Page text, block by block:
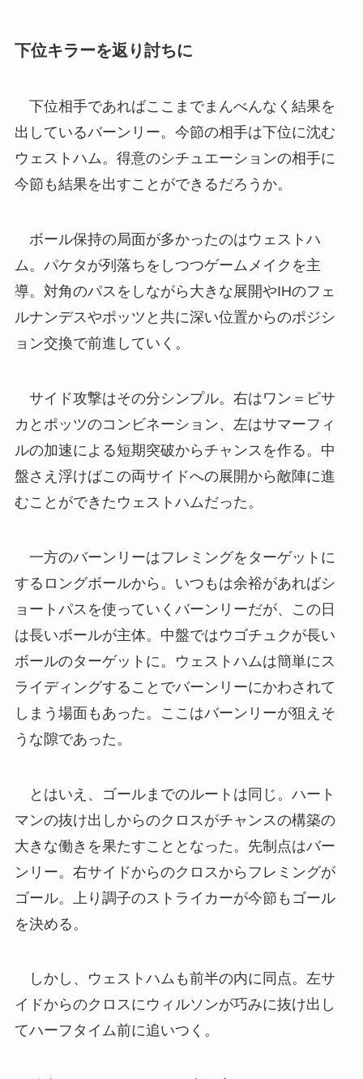
下位キラーを返り討ちに
下位相手であればここまでまんべんなく結果を
出しているバーンリー。今節の相手は下位に沈む
ウェストハム。得意のシチュエーションの相手に
今節も結果を出すことができるだろうか。
ボール保持の局面が多かったのはウェストハ
ム。パケタが列落ちをしつつゲームメイクを主
導。対角のパスをしながら大きな展開やIHのフェ
ルナンデスやポッツと共に深い位置からのポジシ
ョン交換で前進していく。
サイド攻撃はその分シンプル。右はワン＝ビサ
カとポッツのコンビネーション、左はサマーフィ
ルの加速による短期突破からチャンスを作る。中
盤さえ浮けばこの両サイドへの展開から敵陣に進
むことができたウェストハムだった。
一方のバーンリーはフレミングをターゲットに
するロングボールから。いつもは余裕があればシ
ョートパスを使っていくバーンリーだが、この日
は長いボールが主体。中盤ではウゴチュクが長い
ボールのターゲットに。ウェストハムは簡単にス
ライディングすることでバーンリーにかわされて
しまう場面もあった。ここはバーンリーが狙えそ
うな隙であった。
とはいえ、ゴールまでのルートは同じ。ハート
マンの抜け出しからのクロスがチャンスの構築の
大きな働きを果たすこととなった。先制点はバー
ンリー。右サイドからのクロスからフレミングが
ゴール。上り調子のストライカーが今節もゴール
を決める。
しかし、ウェストハムも前半の内に同点。左サ
イドからのクロスにウィルソンが巧みに抜け出し
てハーフタイム前に追いつく。